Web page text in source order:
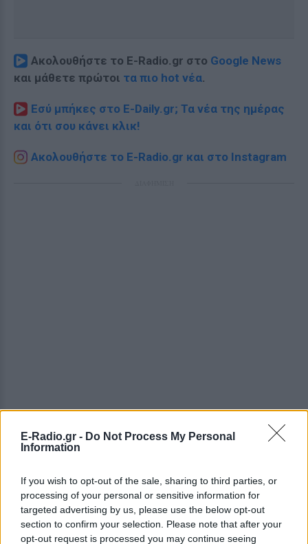
E-Radio.gr - Do Not Process My Personal
Information
If you wish to opt-out of the sale, sharing to third parties, or
processing of your personal or sensitive information for
targeted advertising by us, please use the below opt-out
section to confirm your selection. Please note that after your
opt-out request is processed you may continue seeing
Ακολουθήστε το E-Radio.gr στο Google News
και μάθετε πρώτοι τα πιο hot νέα.
Εσύ μπήκες στο E-Daily.gr; Τα νέα της ημέρας
και ότι σου κάνει κλικ!
Ακολουθήστε το E-Radio.gr και στο Instagram
ΔΕΙΤΕ ΕΠΙΣΗΣ